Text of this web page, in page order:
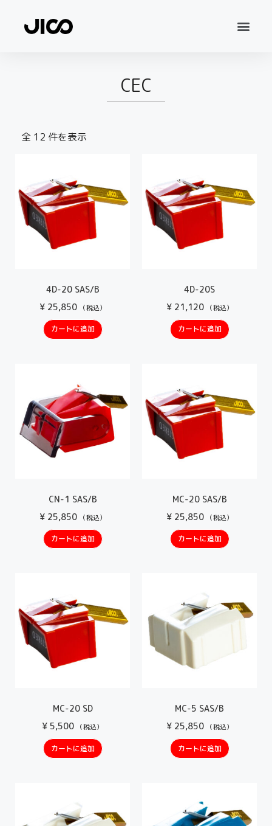
CEC
全 12 件を表示
4D-20 SAS/B
¥25,850 （税込）
カートに追加
4D-20S
¥21,120 （税込）
カートに追加
CN-1 SAS/B
¥25,850 （税込）
カートに追加
MC-20 SAS/B
¥25,850 （税込）
カートに追加
MC-20 SD
¥ 5,500 （税込）
カートに追加
MC-5 SAS/B
¥25,850 （税込）
カートに追加